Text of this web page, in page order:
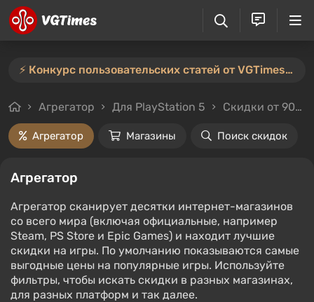
⚡️ Конкурс пользовательских статей от VGTimes продлён — участвуйте тут ⚡️
Агрегатор Для PlayStation 5 Скидки от 90%
Агрегатор Магазины Поиск скидок
Агрегатор
Агрегатор сканирует десятки интернет-магазинов
со всего мира (включая официальные, например
Steam, PS Store и Epic Games) и находит лучшие
скидки на игры. По умолчанию показываются самые
выгодные цены на популярные игры. Используйте
фильтры, чтобы искать скидки в разных магазинах,
для разных платформ и так далее.